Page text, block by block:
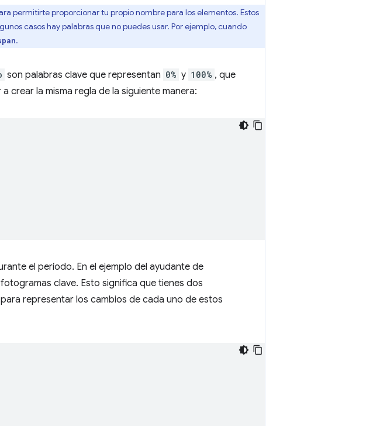
permitirte proporcionar tu propio nombre para los elementos. Estos
casos hay palabras que no puedes usar. Por ejemplo, cuando
.
son palabras clave que representan 0% y 100% , que
crear la misma regla de la siguiente manera:
el período. En el ejemplo del ayudante de
clave. Esto significa que tienes dos
representar los cambios de cada uno de estos